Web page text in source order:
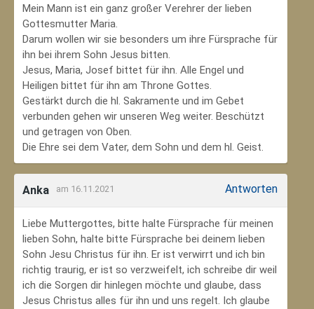
Mein Mann ist ein ganz großer Verehrer der lieben
Gottesmutter Maria.
Darum wollen wir sie besonders um ihre Fürsprache für
ihn bei ihrem Sohn Jesus bitten.
Jesus, Maria, Josef bittet für ihn. Alle Engel und
Heiligen bittet für ihn am Throne Gottes.
Gestärkt durch die hl. Sakramente und im Gebet
verbunden gehen wir unseren Weg weiter. Beschützt
und getragen von Oben.
Die Ehre sei dem Vater, dem Sohn und dem hl. Geist.
Anka am 16.11.2021 Antworten
Liebe Muttergottes, bitte halte Fürsprache für meinen
lieben Sohn, halte bitte Fürsprache bei deinem lieben
Sohn Jesu Christus für ihn. Er ist verwirrt und ich bin
richtig traurig, er ist so verzweifelt, ich schreibe dir weil
ich die Sorgen dir hinlegen möchte und glaube, dass
Jesus Christus alles für ihn und uns regelt. Ich glaube